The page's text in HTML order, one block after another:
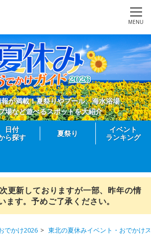
MENU
が満載！夏祭りやプール、海水浴場、
場など遊べるスポットを大紹介
日付
ら探す
夏祭り
イベント
ランキング
更新しておりますが一部、昨年の情
ます。予めご了承ください。
でかけ2026 東北の夏休みイベント・おでかけ